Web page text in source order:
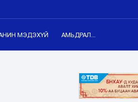
МЭДЭХҮЙ АМЬДРАЛ...